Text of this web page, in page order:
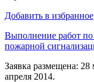
Добавить в избранное
Выполнение работ по
пожарной
Заявка размещена:
апреля 2014.